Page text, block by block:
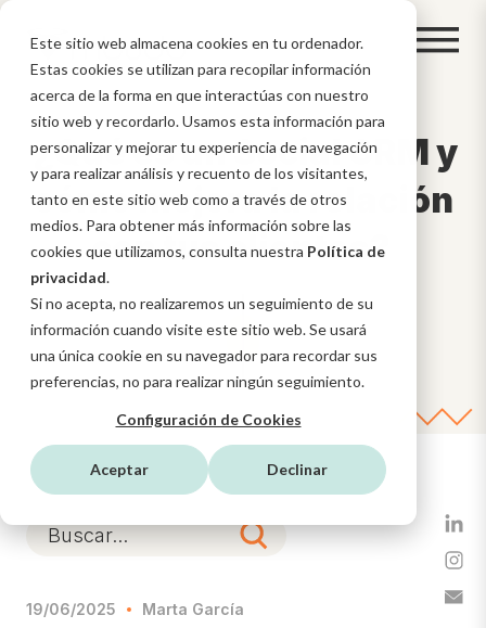
Este sitio web almacena cookies en tu ordenador.
Estas cookies se utilizan para recopilar información
acerca de la forma en que interactúas con nuestro
sitio web y recordarlo. Usamos esta información para
personalizar y mejorar tu experiencia de navegación
y para realizar análisis y recuento de los visitantes,
tanto en este sitio web como a través de otros
medios. Para obtener más información sobre las
cookies que utilizamos, consulta nuestra Política de
privacidad.
Si no acepta, no realizaremos un seguimiento de su
información cuando visite este sitio web. Se usará
una única cookie en su navegador para recordar sus
preferencias, no para realizar ningún seguimiento.
Configuración de Cookies
Aceptar Declinar
¿Qué es un Social CRM y
cómo mejora la relación
con tus clientes?
19/06/2025 Marta García